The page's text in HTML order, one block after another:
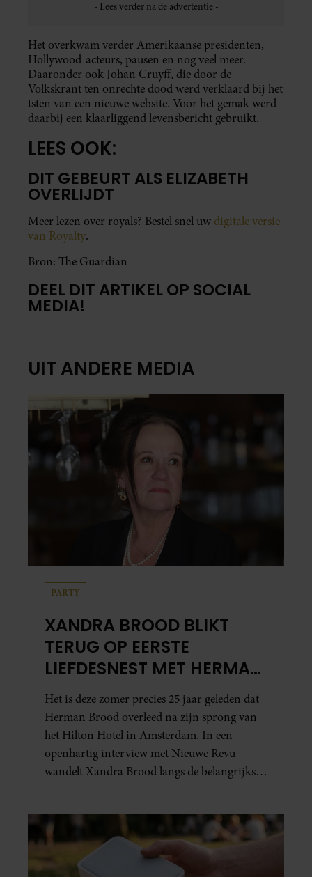
Het overkwam verder Amerikaanse presidenten,
Hollywood-acteurs, pausen en nog veel meer.
Daaronder ook Johan Cruyff, die door de
Volkskrant ten onrechte dood werd verklaard bij het
tsten van een nieuwe website. Voor het gemak werd
daarbij een klaarliggend levensbericht gebruikt.
LEES OOK:
DIT GEBEURT ALS ELIZABETH
OVERLIJDT
Meer lezen over royals? Bestel snel uw digitale versie
van Royalty.
Bron: The Guardian
DEEL DIT ARTIKEL OP SOCIAL
MEDIA!
UIT ANDERE MEDIA
PARTY
XANDRA BROOD BLIKT
TERUG OP EERSTE
LIEFDESNEST MET HERMAN
BROOD: “HIER IS LOLA
GEBOREN”
Het is deze zomer precies 25 jaar geleden dat
Herman Brood overleed na zijn sprong van
het Hilton Hotel in Amsterdam. In een
openhartig interview met Nieuwe Revu
wandelt Xandra Brood langs de belangrijkste
Leidsedwarsstraat roept een stortvloed aan
herinneringen op. Daar begon hun leven
samen en werd dochter Lola geboren.